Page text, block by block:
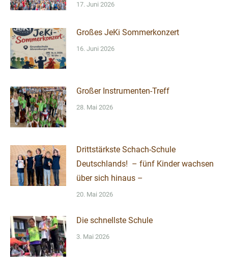
17. Juni 2026
Großes JeKi Sommerkonzert
16. Juni 2026
Großer Instrumenten-Treff
28. Mai 2026
Drittstärkste Schach-Schule
Deutschlands! – fünf Kinder wachsen
über sich hinaus –
20. Mai 2026
Die schnellste Schule
3. Mai 2026